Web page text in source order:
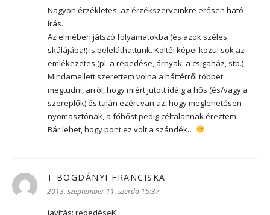
Nagyon érzékletes, az érzékszerveinkre erősen ható
írás.
Az elmében játszó folyamatokba (és azok széles
skálájába!) is beleláthattunk. Költői képei közül sok az
emlékezetes (pl. a repedése, árnyak, a csigaház, stb.)
Mindamellett szerettem volna a háttérről többet
megtudni, arról, hogy miért jutott idáig a hős (és/vagy a
szereplők) és talán ezért van az, hogy meglehetősen
nyomasztónak, a főhőst pedig céltalannak éreztem.
Bár lehet, hogy pont ez volt a szándék…
T BOGDÁNYI FRANCISKA
2013. szeptember 11. szerda 15:37
javítás: repedéseK